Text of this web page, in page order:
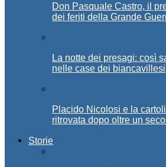
Don Pasquale Castro, il
dei feriti della Grande
La notte dei presagi: così
nelle case dei biancavillesi
Placido Nicolosi e la
ritrovata dopo oltre un
Storie